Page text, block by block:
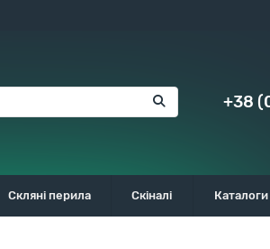
+38
Скляні перила Скіналі